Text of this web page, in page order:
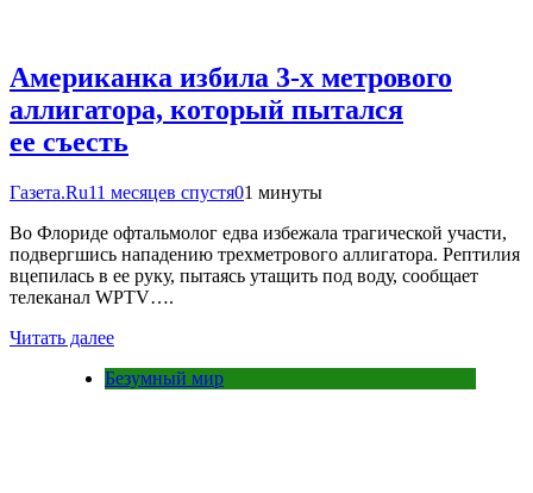
Американка избила 3-х метрового
аллигатора, который пытался
ее съесть
Газета.Ru11 месяцев спустя01 минуты
Во Флориде офтальмолог едва избежала трагической участи,
подвергшись нападению трехметрового аллигатора. Рептилия
вцепилась в ее руку, пытаясь утащить под воду, сообщает
телеканал WPTV….
Читать далее
Безумный мир